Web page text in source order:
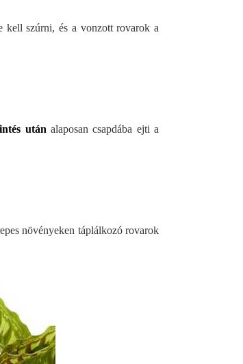
kell szúrni, és a vonzott rovarok a
után alaposan csapdába ejti a
növényeken táplálkozó rovarok